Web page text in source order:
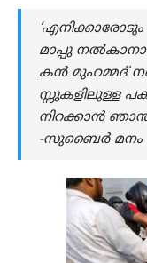
‘എനിക്കാരോടും
മാപ്പു
കൻ മുഹമ്മദ്
സ്സുകളിലുള്ള
നിറക്കാൻ ഞാൻ
-സുബൈർ മനം